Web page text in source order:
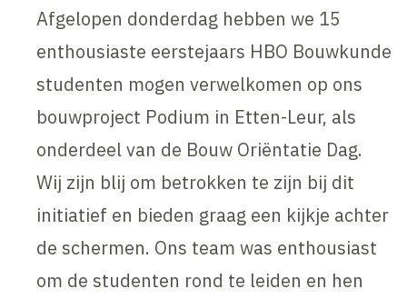
Afgelopen donderdag hebben we 15
enthousiaste eerstejaars HBO Bouwkunde
studenten mogen verwelkomen op ons
bouwproject Podium in Etten-Leur, als
onderdeel van de Bouw Oriëntatie Dag.
Wij zijn blij om betrokken te zijn bij dit
initiatief en bieden graag een kijkje achter
de schermen. Ons team was enthousiast
om de studenten rond te leiden en hen